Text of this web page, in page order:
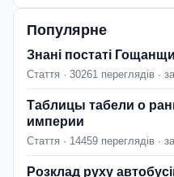
Популярне
Знані постаті
Стаття · 30261 переглядів ·
Таблицы табели о
империи
Стаття · 14459 переглядів ·
Розклад руху